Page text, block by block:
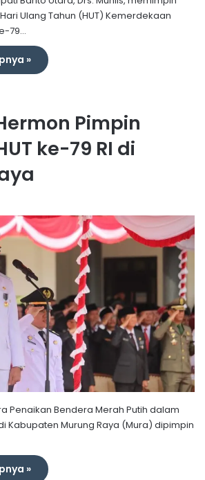
Ulang Tahun (HUT) Kemerdekaan
79…
»
Pimpin
ke-79 RI di
Penaikan Bendera Merah Putih dalam
Kabupaten Murung Raya (Mura) dipimpin
»